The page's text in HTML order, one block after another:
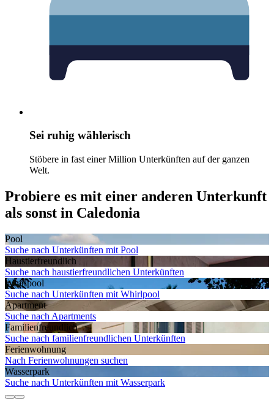
Sei ruhig wählerisch
Stöbere in fast einer Million Unterkünften auf der ganzen
Welt.
Probiere es mit einer anderen Unterkunft
als sonst in Caledonia
Pool
Suche nach Unterkünften mit Pool
Haustier­freundlich
Suche nach haustierfreundlichen Unterkünften
Whirlpool
Suche nach Unterkünften mit Whirlpool
Apartment
Suche nach Apartments
Familien­freundlich
Suche nach familienfreundlichen Unterkünften
Ferien­wohnung
Nach Ferienwohnungen suchen
Wasserpark
Suche nach Unterkünften mit Wasserpark